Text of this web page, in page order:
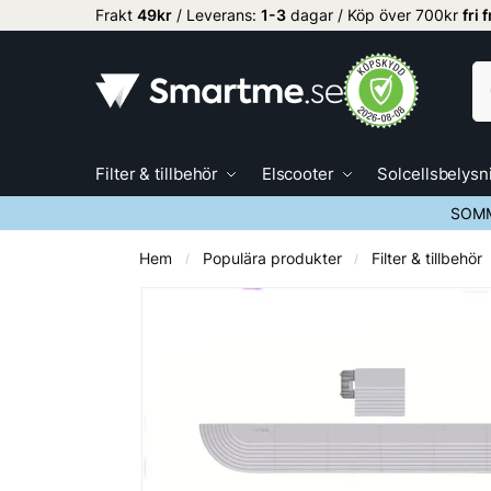
Frakt 49kr / Leverans: 1-3 dagar / Köp över 700kr fri
Filter & tillbehör Elscooter
Hem / Populära produkter / Filter & tillbehör